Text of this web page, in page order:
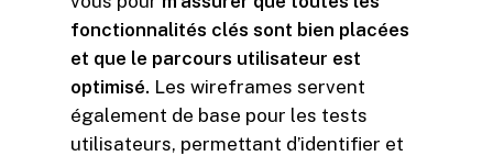
fonctionnalités clés sont bien placées
et que le parcours utilisateur est
optimisé. Les wireframes servent
également de base pour les tests
utilisateurs, permettant d’identifier et